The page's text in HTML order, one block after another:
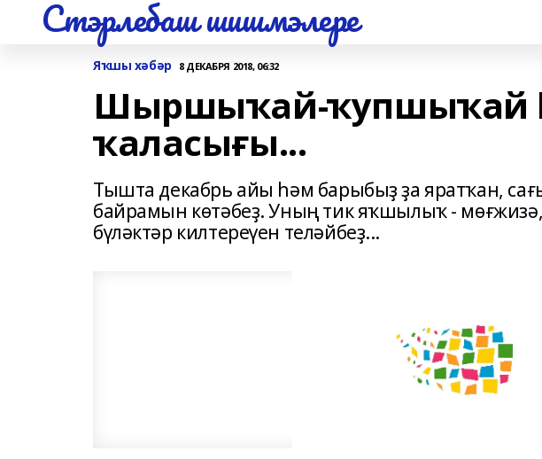
Стэрлебаш шишмэлере
Яҡшы хәбәр 8 ДЕКАБРЯ 2018, 06:32
Шыршыҡай-ҡупшыҡай
ҡаласығы...
Тышта декабрь айы һәм барыбыҙ ҙа яратҡан,
байрамын көтәбеҙ. Уның тик яҡшылыҡ -
бүләктәр килтереүен теләйбеҙ...